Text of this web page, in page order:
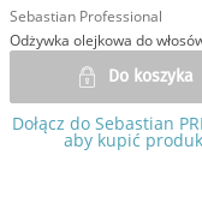
Sebastian Professional
Odżywka olejkowa do
Do koszyka
Dołącz do Sebastian
aby kupić